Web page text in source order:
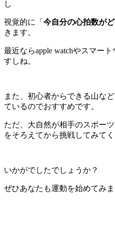
し
視覚的に「 今自分の心拍数が
きます。
最近ならapple watchやスマー
すしね。
また、初心者からできる山な
ているのでおすすめです。
ただ、大自然が相手のスポー
をそろえてから挑戦してみてく
いかがでしたでしょうか？
ぜひあなたも運動を始めてみま